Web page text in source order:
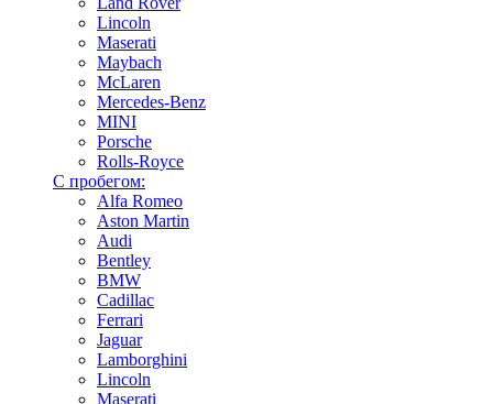
Lincoln
Maserati
Maybach
McLaren
Mercedes-Benz
MINI
Porsche
Rolls-Royce
С пробегом:
Alfa Romeo
Aston Martin
Audi
Bentley
BMW
Cadillac
Ferrari
Jaguar
Lamborghini
Lincoln
Maserati